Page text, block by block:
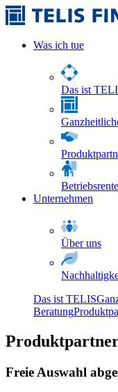
Was ich tue
Das ist
Betriebsrente
Unternehmen
Über uns
Das ist TELIS
Beratung
Freie Auswahl